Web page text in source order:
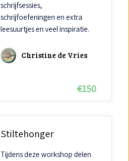
schrijfsessies,
schrijfoefeningen en extra
leesuurtjes en veel inspiratie.
Christine de Vries
€150
Stiltehonger
Tijdens deze workshop delen